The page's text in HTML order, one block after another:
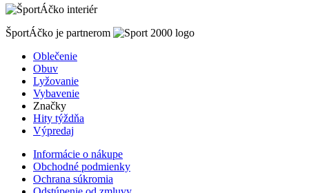
ŠportÁčko je partnerom
Oblečenie
Obuv
Lyžovanie
Vybavenie
Značky
Hity týždňa
Výpredaj
Informácie o nákupe
Obchodné podmienky
Ochrana súkromia